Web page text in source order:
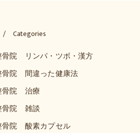
Categories
骨院 リンパ・ツボ・漢方
骨院 間違った健康法
骨院 治療
骨院 雑談
骨院 酸素カプセル